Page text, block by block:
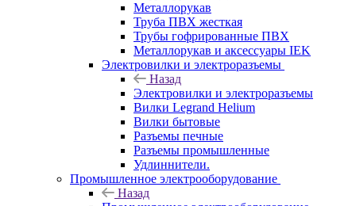
Металлорукав
Труба ПВХ жесткая
Трубы гофрированные ПВХ
Металлорукав и аксессуары IEK
Электровилки и электроразъемы
Назад
Электровилки и электроразъемы
Вилки Legrand Helium
Вилки бытовые
Разъемы печные
Разъемы промышленные
Удлиннители.
Промышленное электрооборудование
Назад